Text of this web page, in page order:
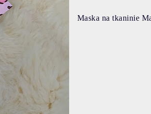
Maska na tkaninie